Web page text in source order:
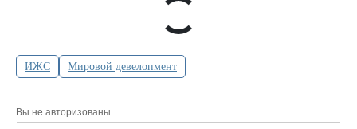
ИЖС Мировой девелопмент
Вы не авторизованы